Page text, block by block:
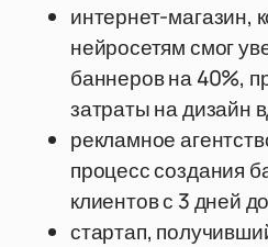
интернет-магазин,
нейросетям смог
баннеров на 40%,
затраты на дизайн
рекламное
процесс создания
клиентов с 3 дней
стартап,